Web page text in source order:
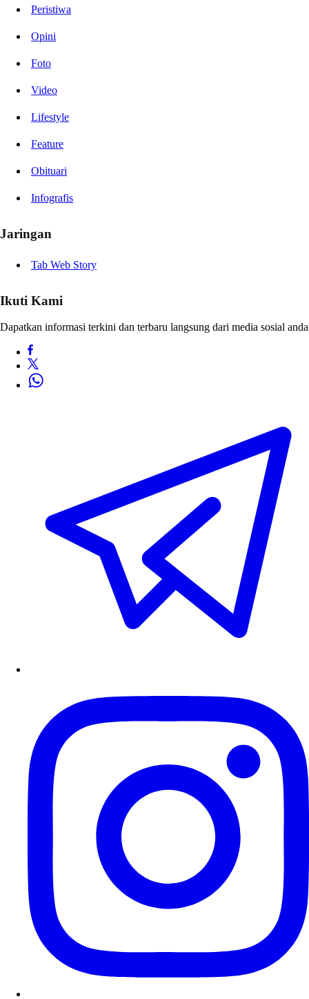
Peristiwa
Opini
Foto
Video
Lifestyle
Feature
Obituari
Infografis
Jaringan
Tab Web Story
Ikuti Kami
Dapatkan informasi terkini dan terbaru langsung dari media sosial anda